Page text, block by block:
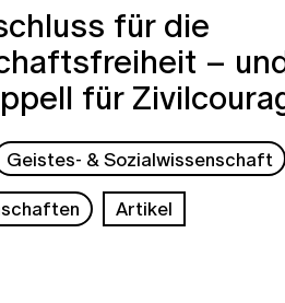
für die
–
für
Geistes- & Sozialwissenschaft
Artikel